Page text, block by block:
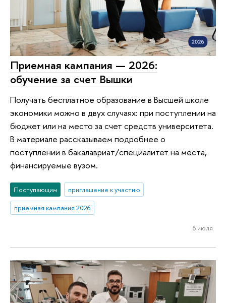
Приемная кампания — 2026:
обучение за счет Вышки
Получать бесплатное образование в Высшей школе
экономики можно в двух случаях: при поступлении на
бюджет или на место за счет средств университета.
В материале рассказываем подробнее о
поступлении в бакалавриат/специалитет на места,
финансируемые вузом.
Поступающим
приглашение к участию
приемная кампания 2026
6 июля